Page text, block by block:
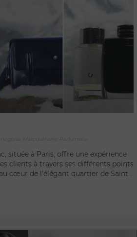
Rimowa, mettant en valeur
l'innovation intemporelle de la
en polycarbonate ou pour
collections en édition limitée, les
offrent un service personnalisé et
l'univers raffiné de la marque.
RIMOWA DISTINCT Quand le cuir
Maroquinerie, Parfumerie
située à Paris, offre une expérience
clients à travers ses différents points
unique où le savoir-faire